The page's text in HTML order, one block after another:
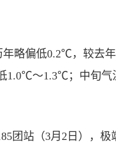
略偏低0.2℃，较去
1.0℃～1.3℃；中旬
团站（3月2日），